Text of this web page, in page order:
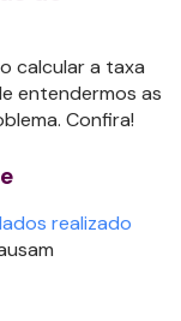
calcular a taxa
entendermos as
Confira!
realizado